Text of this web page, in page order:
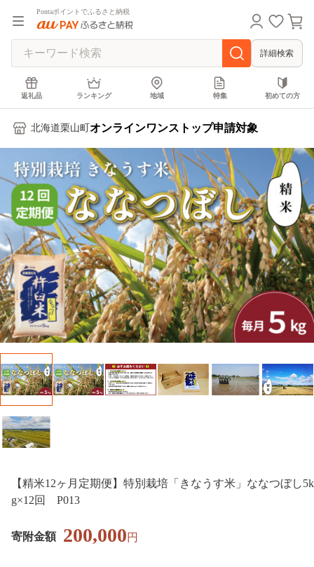
Pontaポイントでふるさと納税
詳細検索
返礼品 ランキング 地域 特集 初めての方
北海道栗山町 オンラインワンストップ申請対象
【精米12ヶ月定期便】特別栽培「きなうす米」ななつぼし5k
g×12回 P013
寄附金額 200,000円